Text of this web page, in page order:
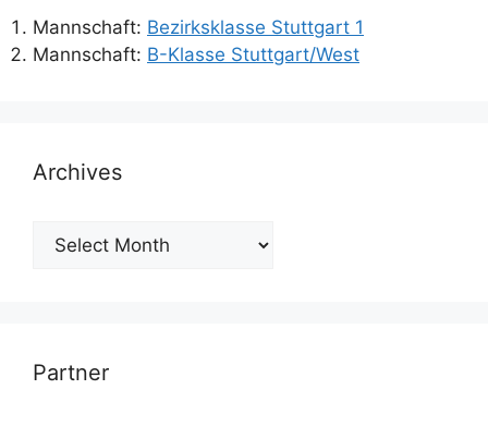
Mannschaft: Bezirksklasse Stuttgart 1
Mannschaft: B-Klasse Stuttgart/West
Archives
Archives
Partner